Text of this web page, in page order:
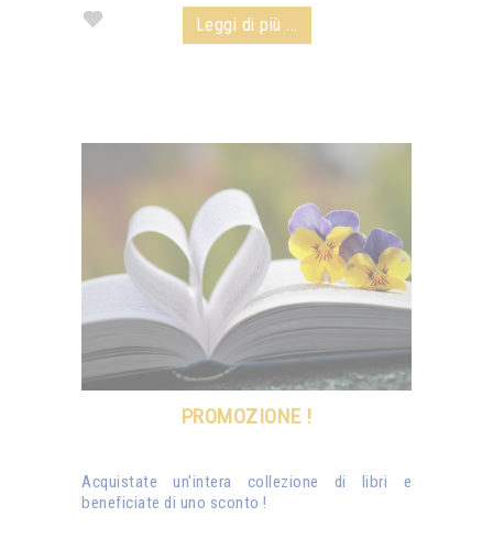
Leggi di più ...
PROMOZIONE !
Acquistate un'intera collezione di libri e
beneficiate di uno sconto !